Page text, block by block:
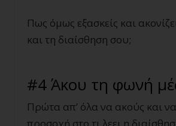
Πως όμως εξασκείς και
και τη διαίσθηση σου;
#4 Άκου τη φωνή
Πρώτα απ’ όλα να ακούς και να